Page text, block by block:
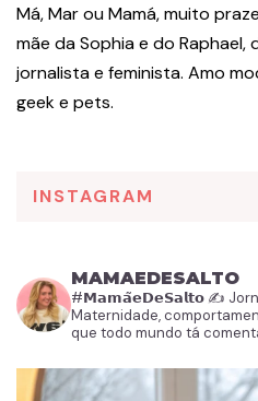
Má, Mar ou Mamá, muito
mãe da Sophia e do Raphael,
jornalista e feminista. Amo
geek e pets.
INSTAGRAM
MAMAEDESALTO
#𝗠𝗮𝗺𝗮̃𝗲𝗗𝗲𝗦𝗮𝗹𝘁𝗼 ✍️
Maternidade,
que todo mundo tá